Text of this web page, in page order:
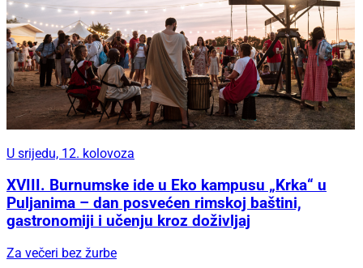
U srijedu, 12. kolovoza
XVIII. Burnumske ide u Eko kampusu „Krka“ u
Puljanima – dan posvećen rimskoj baštini,
gastronomiji i učenju kroz doživljaj
Za večeri bez žurbe